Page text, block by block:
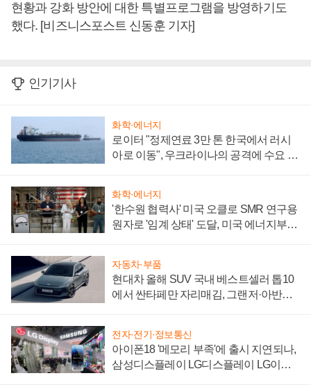
현황과 강화 방안에 대한 특별프로그램을 방영하기도
했다. [비즈니스포스트 신동훈 기자]
인기기사
화학·에너지
로이터 "정제연료 3만 톤 한국에서 러시
아로 이동", 우크라이나의 공격에 수요 늘
화학·에너지
'한수원 협력사' 미국 오클로 SMR 연구용
원자로 '임계 상태' 도달, 미국 에너지부
자동차·부품
현대차 올해 SUV 국내 베스트셀러 톱10
에서 싼타페만 자리매김, 그랜저·아반떼
전자·전기·정보통신
아이폰18 '메모리 부족'에 출시 지연되나,
삼성디스플레이 LG디스플레이 LG이노